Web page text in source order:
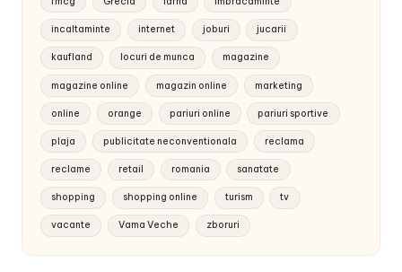
incaltaminte internet joburi jucarii
kaufland locuri de munca magazine
magazine online magazin online marketing
online orange pariuri online pariuri sportive
plaja publicitate neconventionala reclama
reclame retail romania sanatate
shopping shopping online turism tv
vacante Vama Veche zboruri